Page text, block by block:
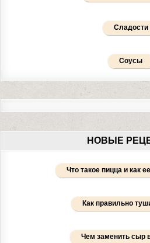
Сладости
Соусы
НОВЫЕ
Что такое пицца и как
Как правильно
Чем заменить сыр